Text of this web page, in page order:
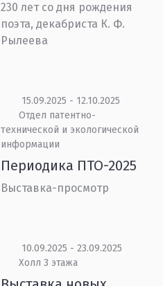
230 лет со дня рождения
поэта, декабриста К. Ф.
Рылеева
15.09.2025 - 12.10.2025
Отдел патентно-
технической и экологической
информации
Периодика ПТО-2025
Выставка-просмотр
10.09.2025 - 23.09.2025
Холл 3 этажа